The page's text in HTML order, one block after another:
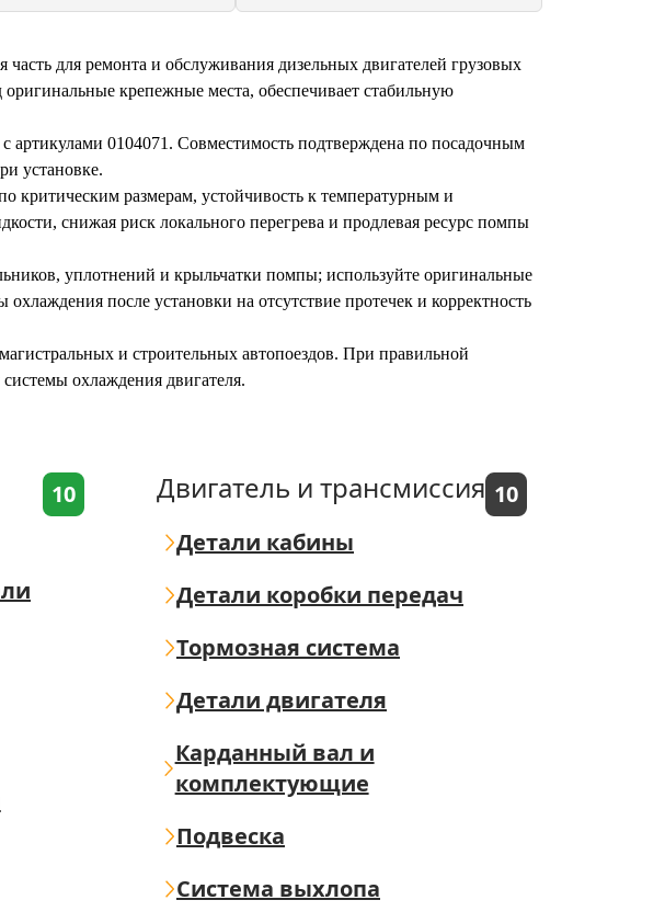
для ремонта и обслуживания дизельных двигателей грузовых
крепежные места, обеспечивает стабильную
0104071. Совместимость подтверждена по посадочным
установке.
критическим размерам, устойчивость к температурным и
снижая риск локального перегрева и продлевая ресурс помпы
уплотнений и крыльчатки помпы; используйте оригинальные
после установки на отсутствие протечек и корректность
и строительных автопоездов. При правильной
охлаждения двигателя.
10 Двигатель и трансмиссия 10
Детали кабины
Детали коробки передач
Тормозная система
Детали двигателя
Карданный вал и
комплектующие
Подвеска
Система выхлопа